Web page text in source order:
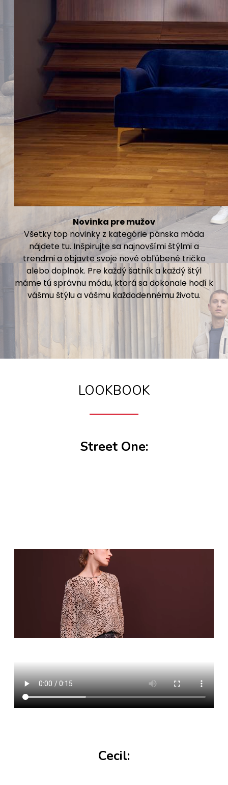
Novinka pre mužov
Všetky top novinky z kategórie pánska móda
nájdete tu. Inšpirujte sa najnovšími štýlmi a
trendmi a objavte svoje nové obľúbené tričko
alebo doplnok. Pre každý šatník a každý štýl
máme tú správnu módu, ktorá sa dokonale hodí k
vášmu štýlu a vášmu každodennému životu.
LOOKBOOK
Street One:
Cecil: